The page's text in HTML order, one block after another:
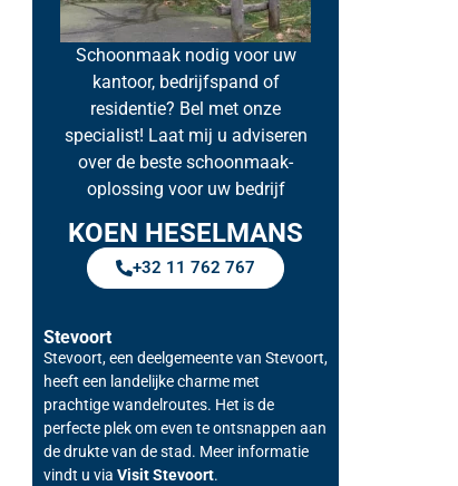
Schoonmaak nodig voor uw
kantoor, bedrijfspand of
residentie? Bel met onze
specialist! Laat mij u adviseren
over de beste schoonmaak-
oplossing voor uw bedrijf
KOEN HESELMANS
+32 11 762 767
Stevoort
Stevoort, een deelgemeente van Stevoort,
heeft een landelijke charme met
prachtige wandelroutes. Het is de
perfecte plek om even te ontsnappen aan
de drukte van de stad. Meer informatie
vindt u via Visit Stevoort.